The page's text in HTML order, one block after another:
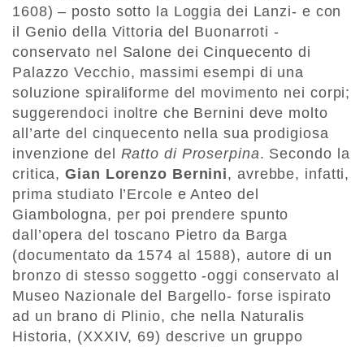
1608) – posto sotto la Loggia dei Lanzi- e con
il Genio della Vittoria del Buonarroti -
conservato nel Salone dei Cinquecento di
Palazzo Vecchio, massimi esempi di una
soluzione spiraliforme del movimento nei corpi;
suggerendoci inoltre che Bernini deve molto
all’arte del cinquecento nella sua prodigiosa
invenzione del Ratto di Proserpina. Secondo la
critica,Gian Lorenzo Bernini, avrebbe, infatti,
prima studiato l’Ercole e Anteo del
Giambologna, per poi prendere spunto
dall’opera del toscano Pietro da Barga
(documentato da 1574 al 1588), autore di un
bronzo di stesso soggetto -oggi conservato al
Museo Nazionale del Bargello- forse ispirato
ad un brano di Plinio, che nella Naturalis
Historia, (XXXIV, 69) descrive un gruppo